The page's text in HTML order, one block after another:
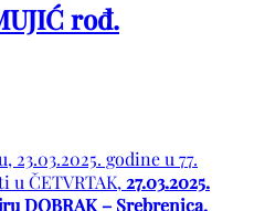
rođ.
godine u 77.
u ČETVRTAK, 27.03.2025.
DOBRAK – Srebrenica.